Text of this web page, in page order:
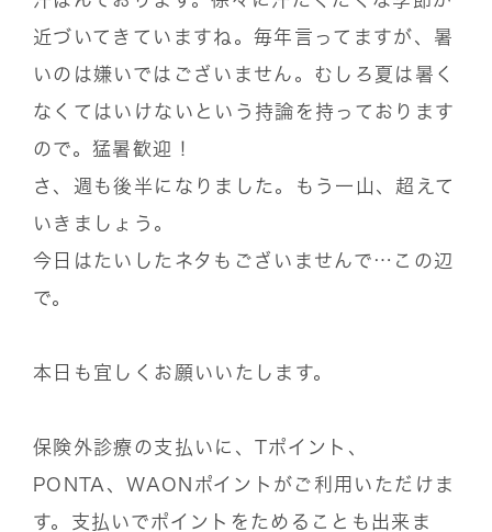
近づいてきていますね。毎年言ってますが、暑
いのは嫌いではございません。むしろ夏は暑く
なくてはいけないという持論を持っております
ので。猛暑歓迎！
さ、週も後半になりました。もう一山、超えて
いきましょう。
今日はたいしたネタもございませんで…この辺
で。
本日も宜しくお願いいたします。
保険外診療の支払いに、Tポイント、
PONTA、WAONポイントがご利用いただけま
す。支払いでポイントをためることも出来ま